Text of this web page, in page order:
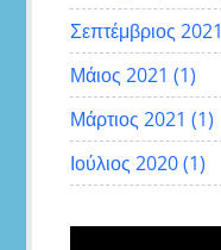
Σεπτέμβριος 2021
Μάιος 2021 (1)
Μάρτιος 2021 (1)
Ιούλιος 2020(1)